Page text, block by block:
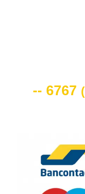
-- 6767 (